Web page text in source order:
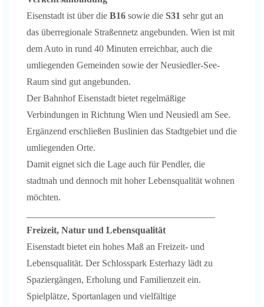
Eisenstadt ist über die B16 sowie die S31 sehr gut an
das überregionale Straßennetz angebunden. Wien ist mit
dem Auto in rund 40 Minuten erreichbar, auch die
umliegenden Gemeinden sowie der Neusiedler-See-
Raum sind gut angebunden.
Der Bahnhof Eisenstadt bietet regelmäßige
Verbindungen in Richtung Wien und Neusiedl am See.
Ergänzend erschließen Buslinien das Stadtgebiet und die
umliegenden Orte.
Damit eignet sich die Lage auch für Pendler, die
stadtnah und dennoch mit hoher Lebensqualität wohnen
möchten.
Freizeit, Natur und Lebensqualität
Eisenstadt bietet ein hohes Maß an Freizeit- und
Lebensqualität. Der Schlosspark Esterhazy lädt zu
Spaziergängen, Erholung und Familienzeit ein.
Spielplätze, Sportanlagen und vielfältige